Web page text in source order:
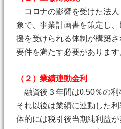
コロナの影響を受けた法人
象で、事業計画書を策定し
援を受けられる体制が構築
要件を満たす必要があります
（２）業績連動金利
融資後３年間は0.50％の利
それ以後は業績に連動した
体的には税引後当期純利益